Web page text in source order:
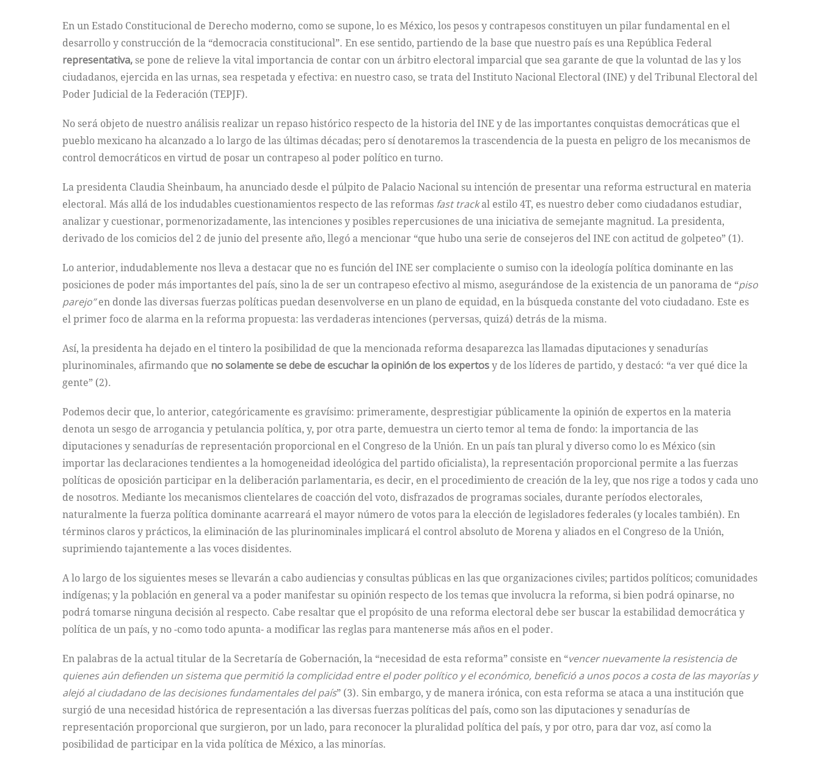
En un Estado Constitucional de Derecho moderno, como se supone, lo es México, los pesos y contrapesos constituyen un pilar fundamental en el
desarrollo y construcción de la “democracia constitucional”. En ese sentido, partiendo de la base que nuestro país es una República Federal
representativa,se pone de relieve la vital importancia de contar con un árbitro electoral imparcial que sea garante de que la voluntad de las y los
ciudadanos, ejercida en las urnas, sea respetada y efectiva: en nuestro caso, se trata del Instituto Nacional Electoral (INE) y del Tribunal Electoral del
Poder Judicial de la Federación (TEPJF).
No será objeto de nuestro análisis realizar un repaso histórico respecto de la historia del INE y de las importantes conquistas democráticas que el
pueblo mexicano ha alcanzado a lo largo de las últimas décadas; pero sí denotaremos la trascendencia de la puesta en peligro de los mecanismos de
control democráticos en virtud de posar un contrapeso al poder político en turno.
La presidenta Claudia Sheinbaum, ha anunciado desde el púlpito de Palacio Nacional su intención de presentar una reforma estructural en materia
electoral. Más allá de los indudables cuestionamientos respecto de las reformas fast trackal estilo 4T, es nuestro deber como ciudadanos estudiar,
analizar y cuestionar, pormenorizadamente, las intenciones y posibles repercusiones de una iniciativa de semejante magnitud. La presidenta,
derivado de los comicios del 2 de junio del presente año, llegó a mencionar “que hubo una serie de consejeros del INE con actitud de golpeteo” (1).
Lo anterior, indudablemente nos lleva a destacar que no es función del INE ser complaciente o sumiso con la ideología política dominante en las
posiciones de poder más importantes del país, sino la de ser un contrapeso efectivo al mismo, asegurándose de la existencia de un panorama de “piso
parejo”en donde las diversas fuerzas políticas puedan desenvolverse en un plano de equidad, en la búsqueda constante del voto ciudadano. Este es
el primer foco de alarma en la reforma propuesta: las verdaderas intenciones (perversas, quizá) detrás de la misma.
Así, la presidenta ha dejado en el tintero la posibilidad de que la mencionada reforma desaparezca las llamadas diputaciones y senadurías
plurinominales, afirmando que no solamente se debe de escuchar la opinión de los expertosy de los líderes de partido, y destacó: “a ver qué dice la
gente” (2).
Podemos decir que, lo anterior, categóricamente es gravísimo: primeramente, desprestigiar públicamente la opinión de expertos en la materia
denota un sesgo de arrogancia y petulancia política, y, por otra parte, demuestra un cierto temor al tema de fondo: la importancia de las
diputaciones y senadurías de representación proporcional en el Congreso de la Unión. En un país tan plural y diverso como lo es México (sin
importar las declaraciones tendientes a la homogeneidad ideológica del partido oficialista), la representación proporcional permite a las fuerzas
políticas de oposición participar en la deliberación parlamentaria, es decir, en el procedimiento de creación de la ley, que nos rige a todos y cada uno
de nosotros. Mediante los mecanismos clientelares de coacción del voto, disfrazados de programas sociales, durante períodos electorales,
naturalmente la fuerza política dominante acarreará el mayor número de votos para la elección de legisladores federales (y locales también). En
términos claros y prácticos, la eliminación de las plurinominales implicará el control absoluto de Morena y aliados en el Congreso de la Unión,
suprimiendo tajantemente a las voces disidentes.
A lo largo de los siguientes meses se llevarán a cabo audiencias y consultas públicas en las que organizaciones civiles; partidos políticos; comunidades
indígenas; y la población en general va a poder manifestar su opinión respecto de los temas que involucra la reforma, si bien podrá opinarse, no
podrá tomarse ninguna decisión al respecto. Cabe resaltar que el propósito de una reforma electoral debe ser buscar la estabilidad democrática y
política de un país, y no -como todo apunta- a modificar las reglas para mantenerse más años en el poder.
En palabras de la actual titular de la Secretaría de Gobernación, la “necesidad de esta reforma” consiste en “vencer nuevamente la resistencia de
quienes aún defienden un sistema que permitió la complicidad entre el poder político y el económico, benefició a unos pocos a costa de las mayorías y
alejó al ciudadano de las decisiones fundamentales del país” (3). Sin embargo, y de manera irónica, con esta reforma se ataca a una institución que
surgió de una necesidad histórica de representación a las diversas fuerzas políticas del país, como son las diputaciones y senadurías de
representación proporcional que surgieron, por un lado, para reconocer la pluralidad política del país, y por otro, para dar voz, así como la
posibilidad de participar en la vida política de México, a las minorías.